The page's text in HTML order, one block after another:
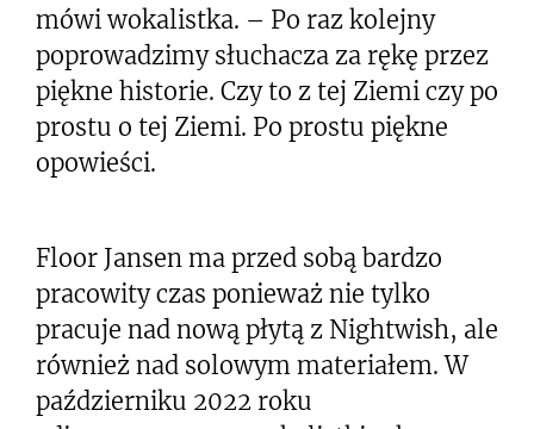
mówi wokalistka. – Po raz kolejny
poprowadzimy słuchacza za rękę przez
piękne historie. Czy to z tej Ziemi czy po
prostu o tej Ziemi. Po prostu piękne
opowieści.
Floor Jansen ma przed sobą bardzo
pracowity czas ponieważ nie tylko
pracuje nad nową płytą z Nightwish, ale
również nad solowym materiałem. W
październiku 2022 roku